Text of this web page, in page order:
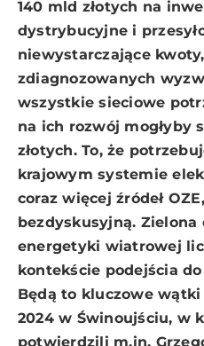
140 mld złotych na
dystrybucyjne i
niewystarczające
zdiagnozowanych
wszystkie sieciowe
na ich rozwój mogłyby
złotych. To, że
krajowym systemie
coraz więcej źródeł
bezdyskusyjną.
energetyki wiatrowej
kontekście podejścia
Będą to kluczowe wątki
2024 w Świnoujściu, w
potwierdzili m.in.